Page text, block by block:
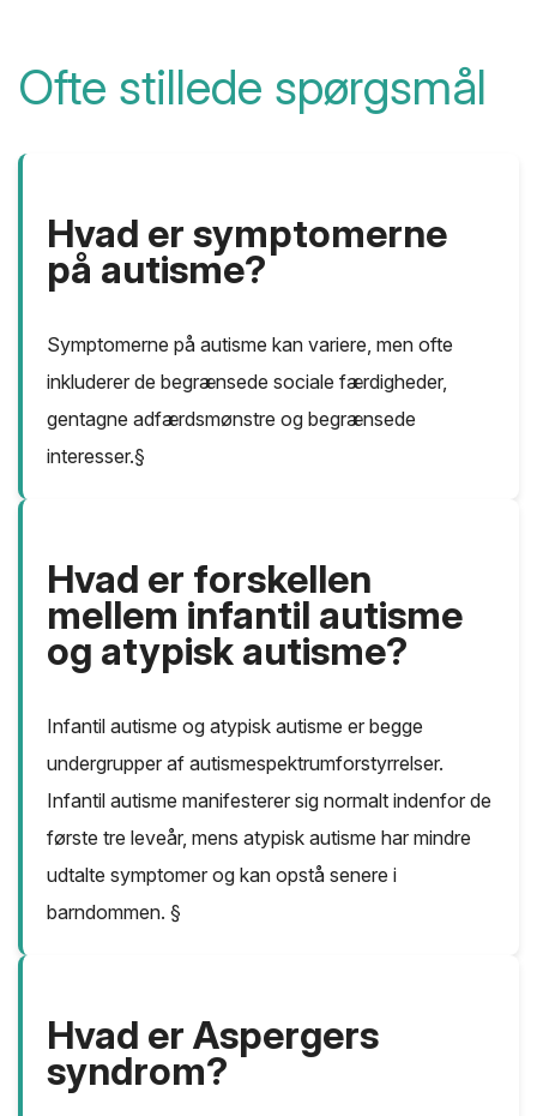
Ofte stillede spørgsmål
Hvad er symptomerne
på autisme?
Symptomerne på autisme kan variere, men ofte
inkluderer de begrænsede sociale færdigheder,
gentagne adfærdsmønstre og begrænsede
interesser.§
Hvad er forskellen
mellem infantil autisme
og atypisk autisme?
Infantil autisme og atypisk autisme er begge
undergrupper af autismespektrumforstyrrelser.
Infantil autisme manifesterer sig normalt indenfor de
første tre leveår, mens atypisk autisme har mindre
udtalte symptomer og kan opstå senere i
barndommen. §
Hvad er Aspergers
syndrom?